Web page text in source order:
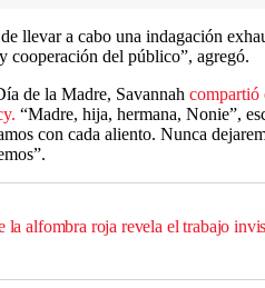
llevar a cabo una indagación
cooperación del público”, agregó.
de la Madre, Savannah compartió
“Madre, hija, hermana, Nonie”,
con cada aliento. Nunca
la alfombra roja revela el trabajo